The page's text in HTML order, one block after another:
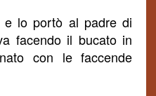
e lo portò al padre di
facendo il bucato in
con le faccende